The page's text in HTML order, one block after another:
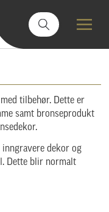
tilbehør. Dette er
samt bronseprodukt
dekor og
Dette blir normalt